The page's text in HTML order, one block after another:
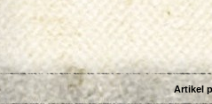
Artikel